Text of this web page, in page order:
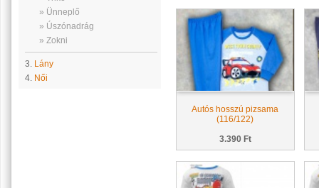
» Ünneplő
» Úszónadrág
» Zokni
3. Lány
4. Női
Autós hosszú pizsama
(116/122)
3.390 Ft